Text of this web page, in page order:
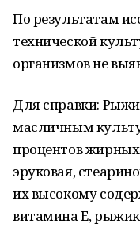
По результатам
технической
организмов не
Для справки:
масличным
процентов
эруковая,
их высокому
витамина Е, рыжик